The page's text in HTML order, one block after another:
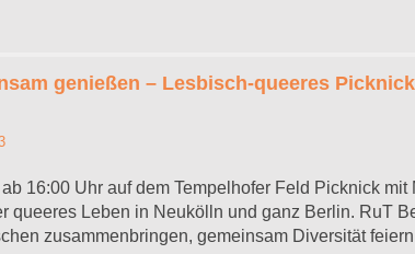
genießen – Lesbisch-queeres
16:00 Uhr auf dem Tempelhofer Feld Picknick mit
queeres Leben in Neukölln und ganz Berlin. RuT
zusammenbringen, gemeinsam Diversität